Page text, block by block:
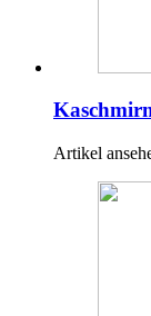
Artikel